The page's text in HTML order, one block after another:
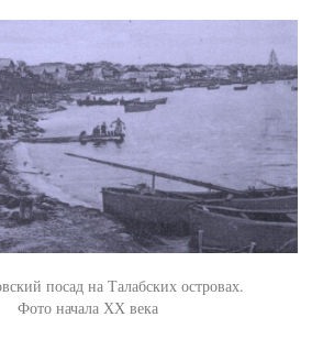
посад на Талабских островах.
Фото начала ХХ века